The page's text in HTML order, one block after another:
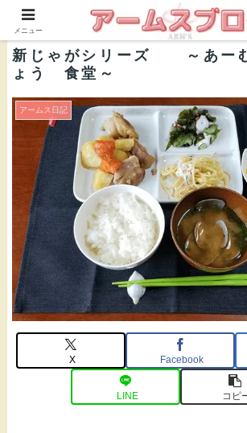
株式会社ＡＲＭ’Ｓ 公式ブ
新じゃがシリーズ ～あー
ょう 食堂～
アームス日記
X Facebook
LINE コピ
メニュー